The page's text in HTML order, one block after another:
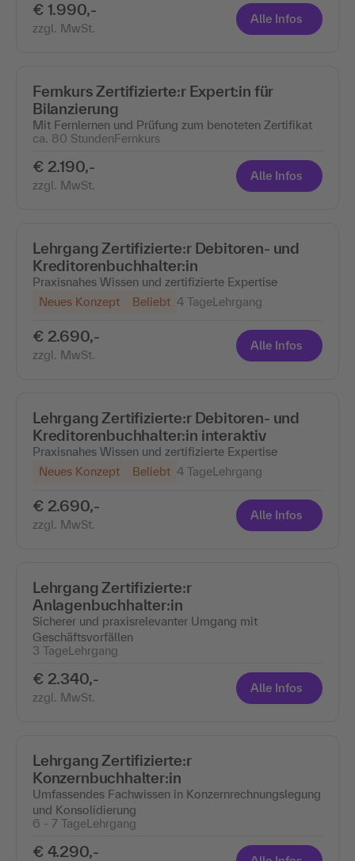
€ 1.990,-
zzgl. MwSt.
Alle Infos
Fernkurs Zertifizierte:r Expert:in für
Bilanzierung
Mit Fernlernen und Prüfung zum benoteten Zertifikat
ca. 80 StundenFernkurs
€ 2.190,-
zzgl. MwSt.
Alle Infos
Lehrgang Zertifizierte:r Debitoren- und
Kreditorenbuchhalter:in
Praxisnahes Wissen und zertifizierte Expertise
Neues Konzept
Beliebt 4 TageLehrgang
€ 2.690,-
zzgl. MwSt.
Alle Infos
Lehrgang Zertifizierte:r Debitoren- und
Kreditorenbuchhalter:in interaktiv
Praxisnahes Wissen und zertifizierte Expertise
Neues Konzept
Beliebt 4 TageLehrgang
€ 2.690,-
zzgl. MwSt.
Alle Infos
Lehrgang Zertifizierte:r
Anlagenbuchhalter:in
Sicherer und praxisrelevanter Umgang mit
Geschäftsvorfällen
3 TageLehrgang
€ 2.340,-
zzgl. MwSt.
Alle Infos
Lehrgang Zertifizierte:r
Konzernbuchhalter:in
Umfassendes Fachwissen in Konzernrechnungslegung
und Konsolidierung
6 - 7 TageLehrgang
€ 4.290,-